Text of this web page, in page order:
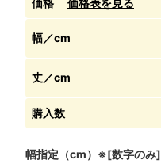
価格 価格表を見る
幅／cm
丈／cm
購入数
幅指定（cm）※[数字のみ]